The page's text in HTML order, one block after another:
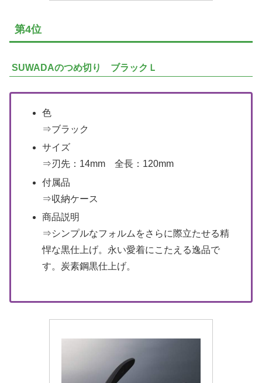
第4位
SUWADAのつめ切り ブラックＬ
色
⇒ブラック
サイズ
⇒刃先：14mm 全長：120mm
付属品
⇒収納ケース
商品説明
⇒シンプルなフォルムをさらに際立たせる精
悍な黒仕上げ。永い愛着にこたえる逸品で
す。炭素鋼黒仕上げ。